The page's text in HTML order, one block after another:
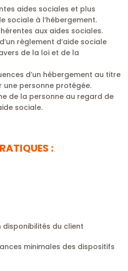
aides sociales et plus
sociale à l’hébergement.
aux aides sociales.
règlement d’aide sociale
de la loi et de la
d’un hébergement au titre
une personne protégée.
de la personne au regard de
sociale.
:
disponibilités du client
minimales des dispositifs